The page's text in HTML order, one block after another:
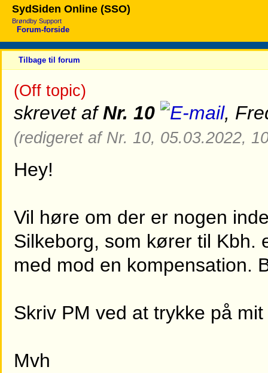
SydSiden Online (SSO)
Brøndby Support
Forum-forside
Tilbage til forum
(Off topic)
skrevet afNr. 10 ,
(redigeret af Nr. 10, 05.03.2022,
Hey!
Vil høre om der er nogen
Silkeborg, som kører til Kbh.
med mod en kompensation.
Skriv PM ved at trykke på
Mvh